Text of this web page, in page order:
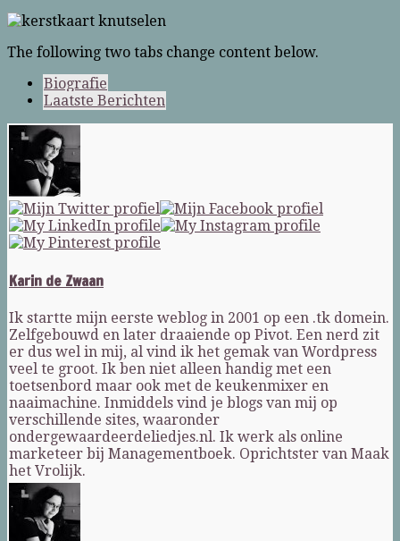
The following two tabs change content below.
Biografie
Laatste Berichten
Karin de Zwaan
Ik startte mijn eerste weblog in 2001 op een .tk domein.
Zelfgebouwd en later draaiende op Pivot. Een nerd zit
er dus wel in mij, al vind ik het gemak van Wordpress
veel te groot. Ik ben niet alleen handig met een
toetsenbord maar ook met de keukenmixer en
naaimachine. Inmiddels vind je blogs van mij op
verschillende sites, waaronder
ondergewaardeerdeliedjes.nl. Ik werk als online
marketeer bij Managementboek. Oprichtster van Maak
het Vrolijk.